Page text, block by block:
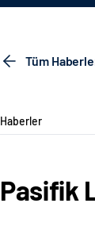
Tüm
Haberler
Pasifik